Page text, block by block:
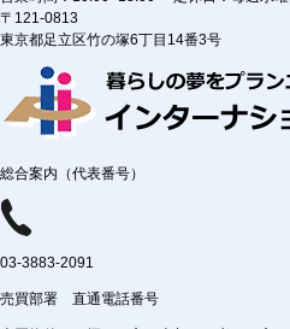
〒121-0813
東京都足立区竹の塚6丁目14番3号
総合案内（代表番号）
03-3883-2091
売買部署 直通電話番号